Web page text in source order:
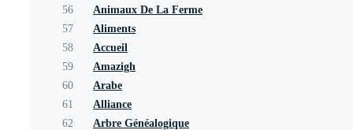
56
Animaux De La Ferme
57
Aliments
58
Accueil
59
Amazigh
60
Arabe
61
Alliance
62
Arbre Généalogique